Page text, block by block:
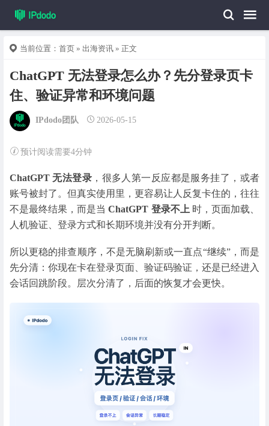
当前位置： 首页 » 出海资讯 » 正文
ChatGPT 无法登录怎么办？先分登录页卡
住、验证异常和环境问题
IPdodo团队 2026-05-15
预计阅读需要4分钟
ChatGPT 无法登录 ，很多人第一反应都是服务挂了，或者
账号被封了。但真实使用里，更容易让人反复卡住的，往往
不是最终结果，而是当ChatGPT 登录不上 时，页面加载、
人机验证、登录方式和长期环境并没有分开判断。
所以更稳的排查顺序，不是无脑刷新或一直点“继续”，而是
先分清：你现在卡在登录页面、验证码验证，还是已经进入
会话回跳阶段。层次分清了，后面的恢复才会更快。